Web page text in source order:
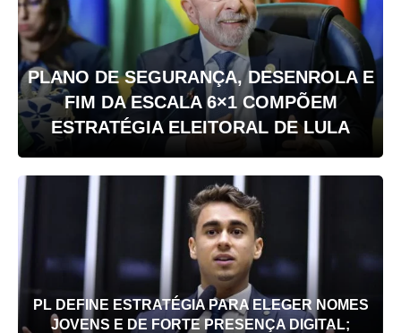
PLANO DE SEGURANÇA, DESENROLA E
FIM DA ESCALA 6×1 COMPÕEM
ESTRATÉGIA ELEITORAL DE LULA
PL DEFINE ESTRATÉGIA PARA ELEGER NOMES
JOVENS E DE FORTE PRESENÇA DIGITAL;